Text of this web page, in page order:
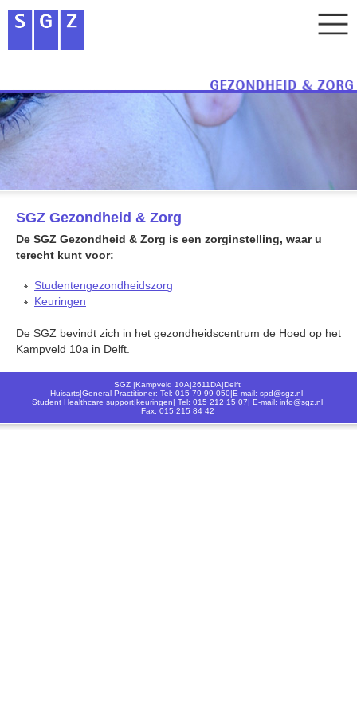
SGZ Gezondheid & Zorg
De SGZ Gezondheid & Zorg is een zorginstelling, waar u
terecht kunt voor:
Studentengezondheidszorg
Keuringen
De SGZ bevindt zich in het gezondheidscentrum de Hoed op het
Kampveld 10a in Delft.
SGZ |Kampveld 10A|2611DA|Delft
Huisarts|General Practitioner: Tel: 015 79 99 050|E-mail: spd@sgz.nl
Student Healthcare support|keuringen| Tel: 015 212 15 07| E-mail: info@sgz.nl
Fax: 015 215 84 42